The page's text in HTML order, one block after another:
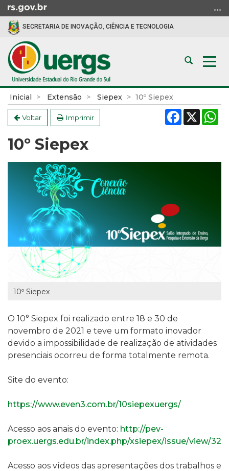
para
conteúdo
para
menu
para
busca
SECRETARIA DE INOVAÇÃO, CIÊNCIA E TECNOLOGIA
Abrir
busca
Início
do
conteúdo
Inicial Extensão Siepex 10º Siepex
Voltar Imprimir Facebook
X
10º Siepex
10º Siepex
O 10° Siepex foi realizado entre 18 e 30 de
novembro de 2021 e teve um formato inovador
devido a impossibilidade de realização de atividades
presenciais ocorreu de forma totalmente remota.
Site do evento:
https://www.even3.com.br/10siepexuergs/
Acesso aos anais do evento: http://pev-
proex.uergs.edu.br/index.php/xsiepex/issue/view/32
Acesso aos vídeos das apresentações dos trabalhos e